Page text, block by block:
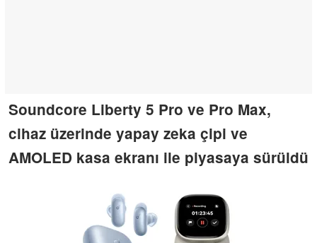
Soundcore Liberty 5 Pro ve Pro Max,
cihaz üzerinde yapay zeka çipi ve
AMOLED kasa ekranı ile piyasaya sürüldü